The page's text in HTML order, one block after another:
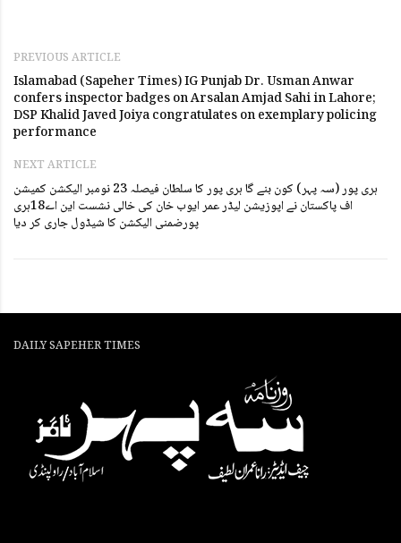
PREVIOUS ARTICLE
Islamabad (Sapeher Times) IG Punjab Dr. Usman Anwar
confers inspector badges on Arsalan Amjad Sahi in Lahore;
DSP Khalid Javed Joiya congratulates on exemplary policing
performance
NEXT ARTICLE
ہری پور (سہ پہر) کون بنے گا ہری پور کا سلطان فیصلہ 23 نومبر الیکشن کمیشن
اف پاکستان نے اپوزیشن لیڈر عمر ایوب خان کی خالی نشست این اے18ہری
پورضمنی الیکشن کا شیڈول جاری کر دیا
DAILY SAPEHER TIMES